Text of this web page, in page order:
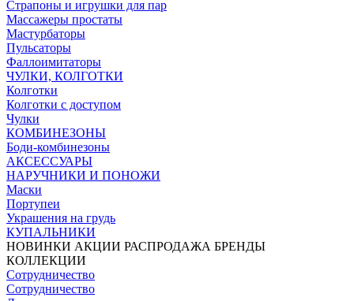
Страпоны и игрушки для пар
Массажеры простаты
Мастурбаторы
Пульсаторы
Фаллоимитаторы
ЧУЛКИ, КОЛГОТКИ
Колготки
Колготки с доступом
Чулки
КОМБИНЕЗОНЫ
Боди-комбинезоны
АКСЕССУАРЫ
НАРУЧНИКИ И ПОНОЖИ
Маски
Портупеи
Украшения на грудь
КУПАЛЬНИКИ
НОВИНКИ АКЦИИ РАСПРОДАЖА БРЕНДЫ
КОЛЛЕКЦИИ
Сотрудничество
Сотрудничество